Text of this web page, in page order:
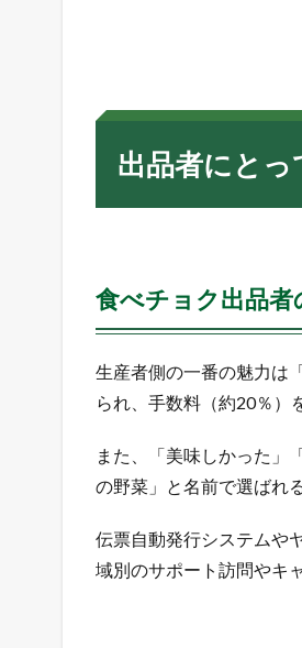
食
べ
者
の
リ
ッ
3.2
食
チ
ク
出品者にと
食べチョク出品者
生産者側の一番の魅力は
られ、手数料（約20％）
また、「美味しかった」
の野菜」と名前で選ばれ
伝票自動発行システムや
域別のサポート訪問やキ